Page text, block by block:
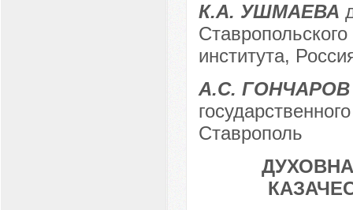
К.А. УШМАЕВА
Ставропольского
института,
А.С. ГОНЧАРОВ
Ставрополь